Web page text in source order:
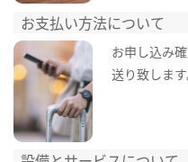
お支払い方法について
お申し込み
送り致します